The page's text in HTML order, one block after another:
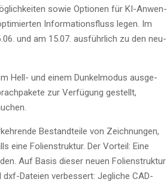
sowie Optio­nen für KI-Anwen­
Infor­ma­ti­ons­fluss legen. Im
und am 15.07. aus­führ­lich zu den neu­
Hell- und einem Dun­kel­mo­dus aus­ge­
zur Ver­fü­gung gestellt,
Bestand­tei­le von Zeich­nun­gen,
eine Foli­en­struk­tur. Der Vor­teil: Eine
Auf Basis die­ser neu­en Foli­en­struk­tur
Datei­en ver­bes­sert: Jeg­li­che CAD-